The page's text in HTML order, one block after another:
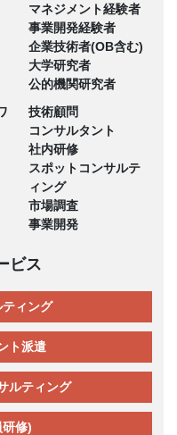
マネジメント経験者
事業開発経験者
企業技術者(OB含む)
大学研究者
公的機関研究者
技術顧問
コンサルタント
社内研修
スポットコンサルテ
ィング
市場調査
事業開発
ビス
ィング
ト派遣
ルティング
修)